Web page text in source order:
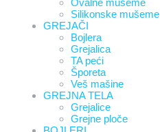
Ovalne mušeme
Silikonske mušeme
GREJAČI
Bojlera
Grejalica
TA peći
Šporeta
Veš mašine
GREJNA TELA
Grejalice
Grejne ploče